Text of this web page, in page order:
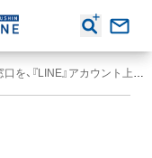
住民満足度の高い行政窓口を、『LINE』アカウント上で実現